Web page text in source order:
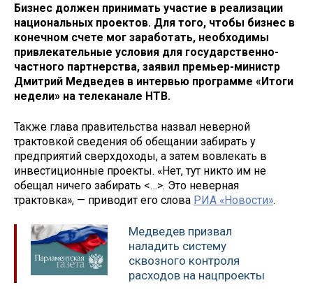
Бизнес должен принимать участие в реализации
национальных проектов. Для того, чтобы бизнес в
конечном счете мог заработать, необходимы
привлекательные условия для государственно-
частного партнерства, заявил премьер-министр
Дмитрий Медведев в интервью программе «Итоги
недели» на телеканале НТВ.
Также глава правительства назвал неверной
трактовкой сведения об обещании забирать у
предприятий сверхдоходы, а затем вовлекать в
инвестиционные проекты. «Нет, тут никто им не
обещал ничего забирать <…>. Это неверная
трактовка», — приводит его слова РИА «Новости».
Медведев призвал
наладить систему
сквозного контроля
расходов на нацпроекты